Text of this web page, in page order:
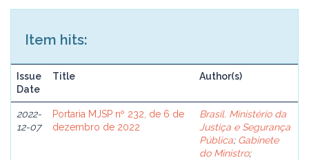
Item hits:
Issue
Date
Title Author(s)
2022-
12-07
Portaria MJSP nº 232, de 6 de
dezembro de 2022
Brasil. Ministério da
Justiça e Segurança
Pública; Gabinete
do Ministro;